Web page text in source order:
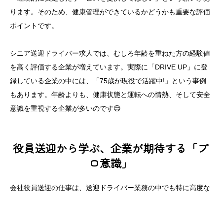
ります。そのため、健康管理ができているかどうかも重要な評価
ポイントです。
シニア送迎ドライバー求人では、むしろ年齢を重ねた方の経験値
を高く評価する企業が増えています。実際に「DRIVE UP」に登
録している企業の中には、「75歳が現役で活躍中!」という事例
もあります。年齢よりも、健康状態と運転への情熱、そして安全
意識を重視する企業が多いのです😊
役員送迎から学ぶ、企業が期待する「プ
ロ意識」
会社役員送迎の仕事は、送迎ドライバー業務の中でも特に高度な